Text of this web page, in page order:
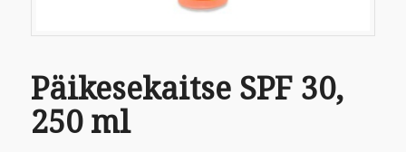
Päikesekaitse SPF 30,
250 ml